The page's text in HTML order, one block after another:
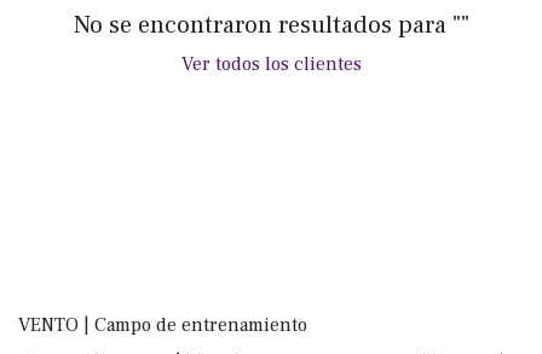
No se encontraron resultados para ""
Ver todos los clientes
VENTO | Campo de entrenamiento